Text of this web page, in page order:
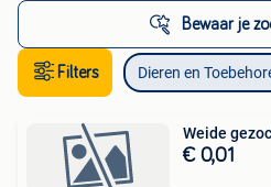
Bewaar je
Filters Dieren en
Weide
€ 0,01